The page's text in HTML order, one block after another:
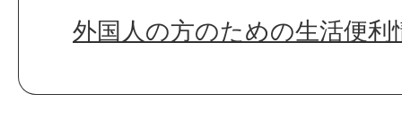
外国人の方のための生活便利